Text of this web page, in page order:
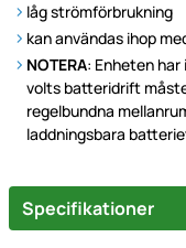
låg strömförbrukning
kan användas ihop
NOTERA: Enheten
volts batteridrift
regelbundna
laddningsbara
Specifikationer